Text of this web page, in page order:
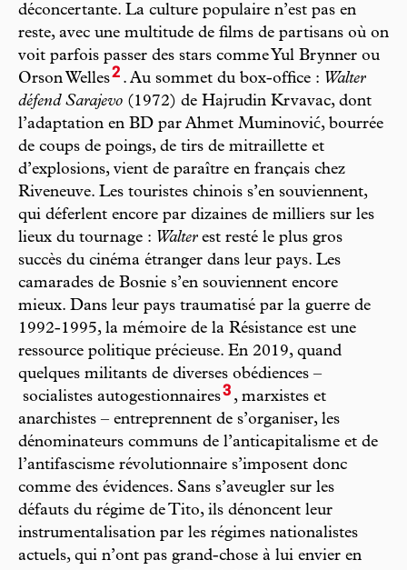
déconcertante. La culture populaire n’est pas en
reste, avec une multitude de films de partisans où on
voit parfois passer des stars comme Yul Brynner ou
Orson Welles2 . Au sommet du box-office : Walter
défend Sarajevo (1972) de Hajrudin Krvavac, dont
l’adaptation en BD par Ahmet Muminović, bourrée
de coups de poings, de tirs de mitraillette et
d’explosions, vient de paraître en français chez
Riveneuve. Les touristes chinois s’en souviennent,
qui déferlent encore par dizaines de milliers sur les
lieux du tournage : Walterest resté le plus gros
succès du cinéma étranger dans leur pays. Les
camarades de Bosnie s’en souviennent encore
mieux. Dans leur pays traumatisé par la guerre de
1992-1995, la mémoire de la Résistance est une
ressource politique précieuse. En 2019, quand
quelques militants de diverses obédiences –
socialistes autogestionnaires3 , marxistes et
anarchistes – entreprennent de s’organiser, les
dénominateurs communs de l’anticapitalisme et de
l’antifascisme révolutionnaire s’imposent donc
comme des évidences. Sans s’aveugler sur les
défauts du régime de Tito, ils dénoncent leur
instrumentalisation par les régimes nationalistes
actuels, qui n’ont pas grand-chose à lui envier en